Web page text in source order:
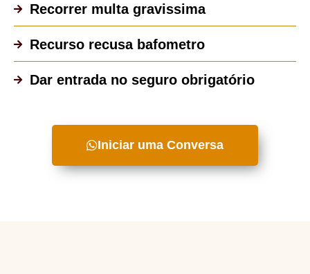
Recorrer multa gravissima
Recurso recusa bafometro
Dar entrada no seguro obrigatório
Iniciar uma Conversa